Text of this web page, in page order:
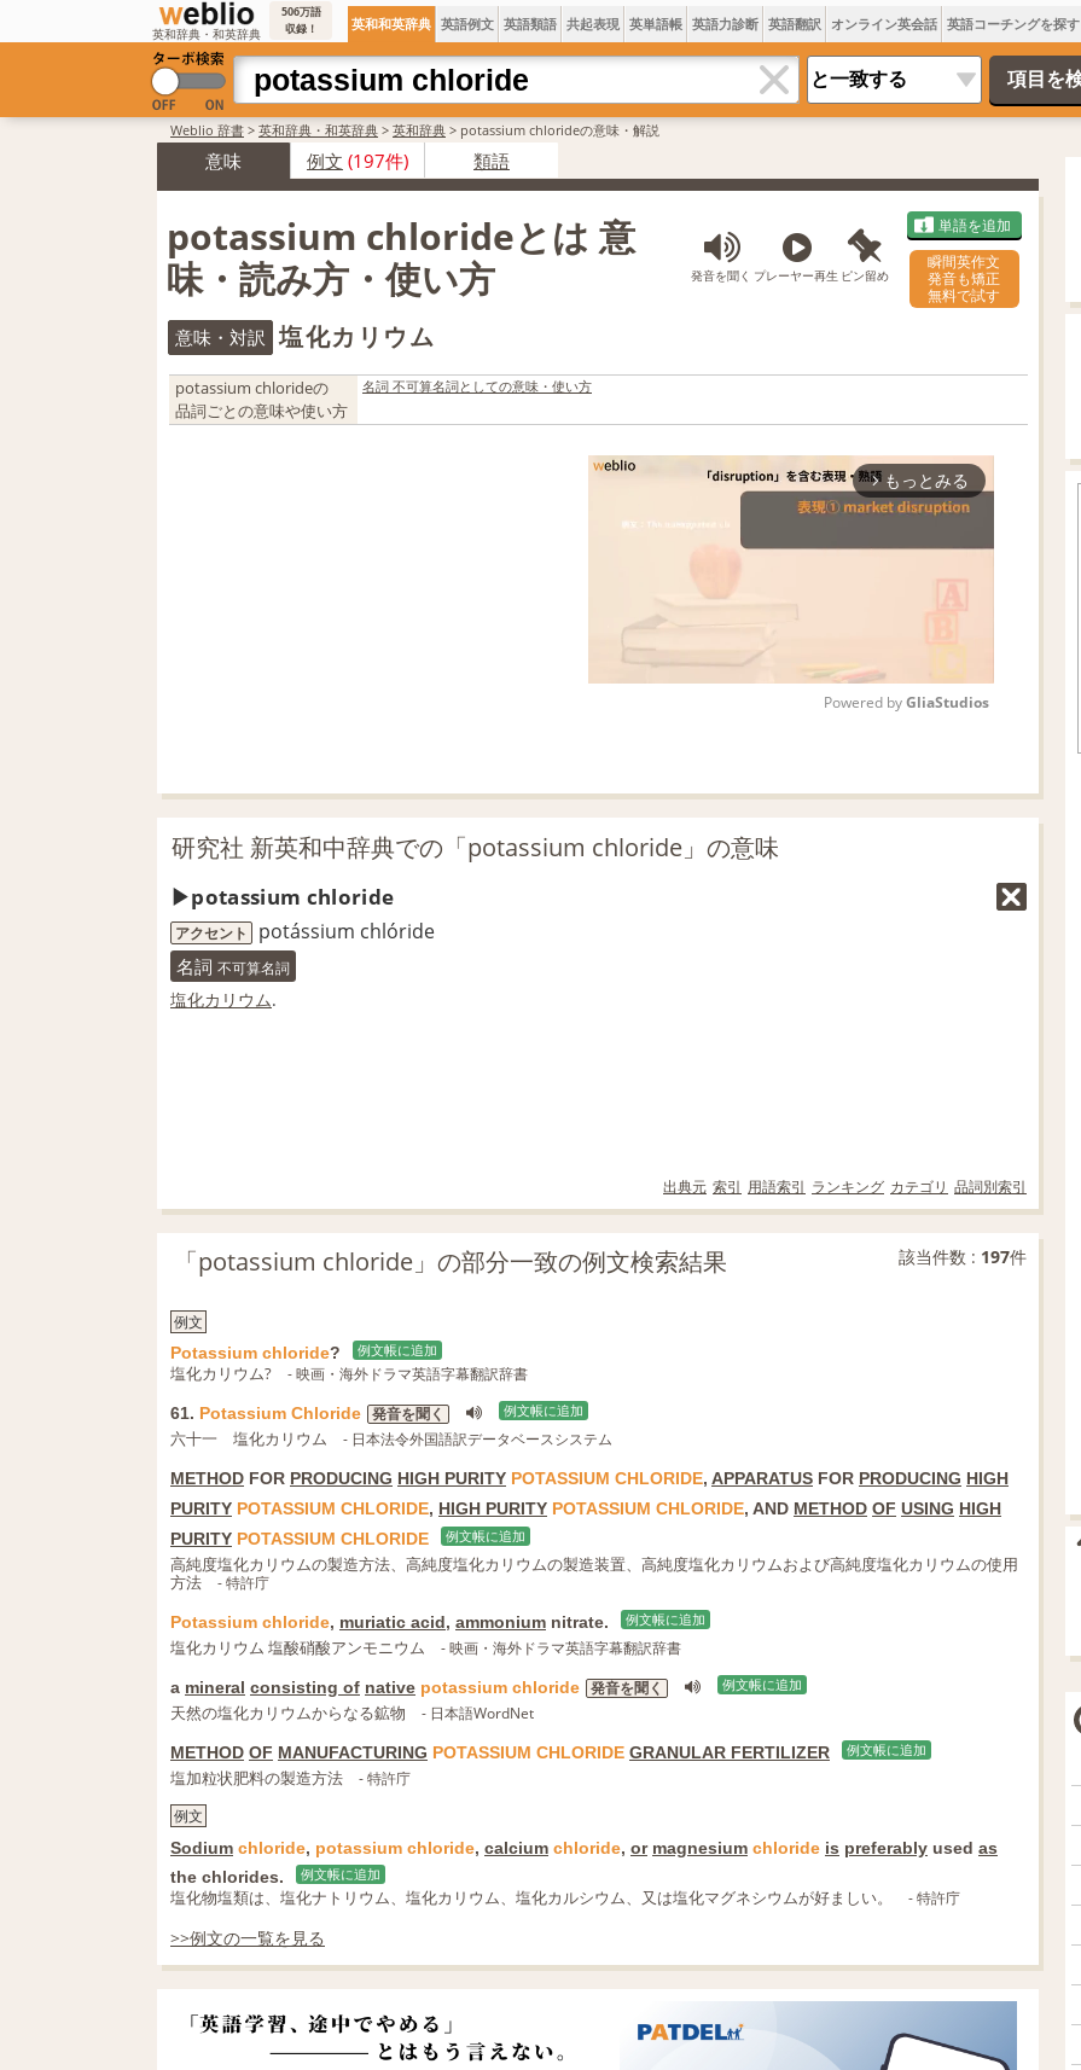
英和辞典・和英辞典
506万語
収録！
英和和英辞典 英語例文 英語類語 共起表現 英単語帳 英語力診断 英語翻訳 オンライン英会話 英語コーチングを探す
Weblio 辞書 > 英和辞典・和英辞典 > 英和辞典 > potassium chlorideの意味・解説
意味 例文 (197件) 類語
potassium chlorideとは 意
味・読み方・使い方
発音を聞く プレーヤー再生 ピン留め
単語を追加
瞬間英作文
発音も矯正
無料で試す
意味・対訳 塩化カリウム
potassium chlorideの
品詞ごとの意味や使い方
名詞 不可算名詞としての意味・使い方
arrow_forward_ios もっとみる
Powered by GliaStudios
研究社 新英和中辞典での「potassium chloride」の意味
potassium chloride
アクセント potássium chlóride
名詞 不可算名詞
塩化カリウム.
出典元 索引 用語索引 ランキング カテゴリ 品詞別索引
「potassium chloride」の部分一致の例文検索結果 該当件数 : 197件
例文
Potassium chloride? 例文帳に追加
塩化カリウム? - 映画・海外ドラマ英語字幕翻訳辞書
61. Potassium Chloride 発音を聞く 例文帳に追加
六十一 塩化カリウム - 日本法令外国語訳データベースシステム
METHOD FOR PRODUCING HIGH PURITY POTASSIUM CHLORIDE, APPARATUS FOR PRODUCING HIGH
PURITY POTASSIUM CHLORIDE, HIGH PURITY POTASSIUM CHLORIDE, AND METHOD OF USING HIGH
PURITY POTASSIUM CHLORIDE 例文帳に追加
高純度塩化カリウムの製造方法、高純度塩化カリウムの製造装置、高純度塩化カリウムおよび高純度塩化カリウムの使用
方法
- 特許庁
Potassium chloride, muriatic acid, ammonium nitrate. 例文帳に追加
塩化カリウム 塩酸硝酸アンモニウム - 映画・海外ドラマ英語字幕翻訳辞書
a mineral consisting of native potassium chloride 発音を聞く 例文帳に追加
天然の塩化カリウムからなる鉱物 - 日本語WordNet
METHOD OF MANUFACTURING POTASSIUM CHLORIDE GRANULAR FERTILIZER 例文帳に追加
塩加粒状肥料の製造方法
- 特許庁
例文
Sodium chloride, potassium chloride, calcium chloride, or magnesium chloride is preferably used as
the chlorides.
例文帳に追加
塩化物塩類は、塩化ナトリウム、塩化カリウム、塩化カルシウム、又は塩化マグネシウムが好ましい。 - 特許庁
>>例文の一覧を見る